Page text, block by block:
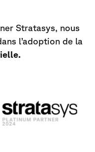
Stratasys, nous
l’adoption de la